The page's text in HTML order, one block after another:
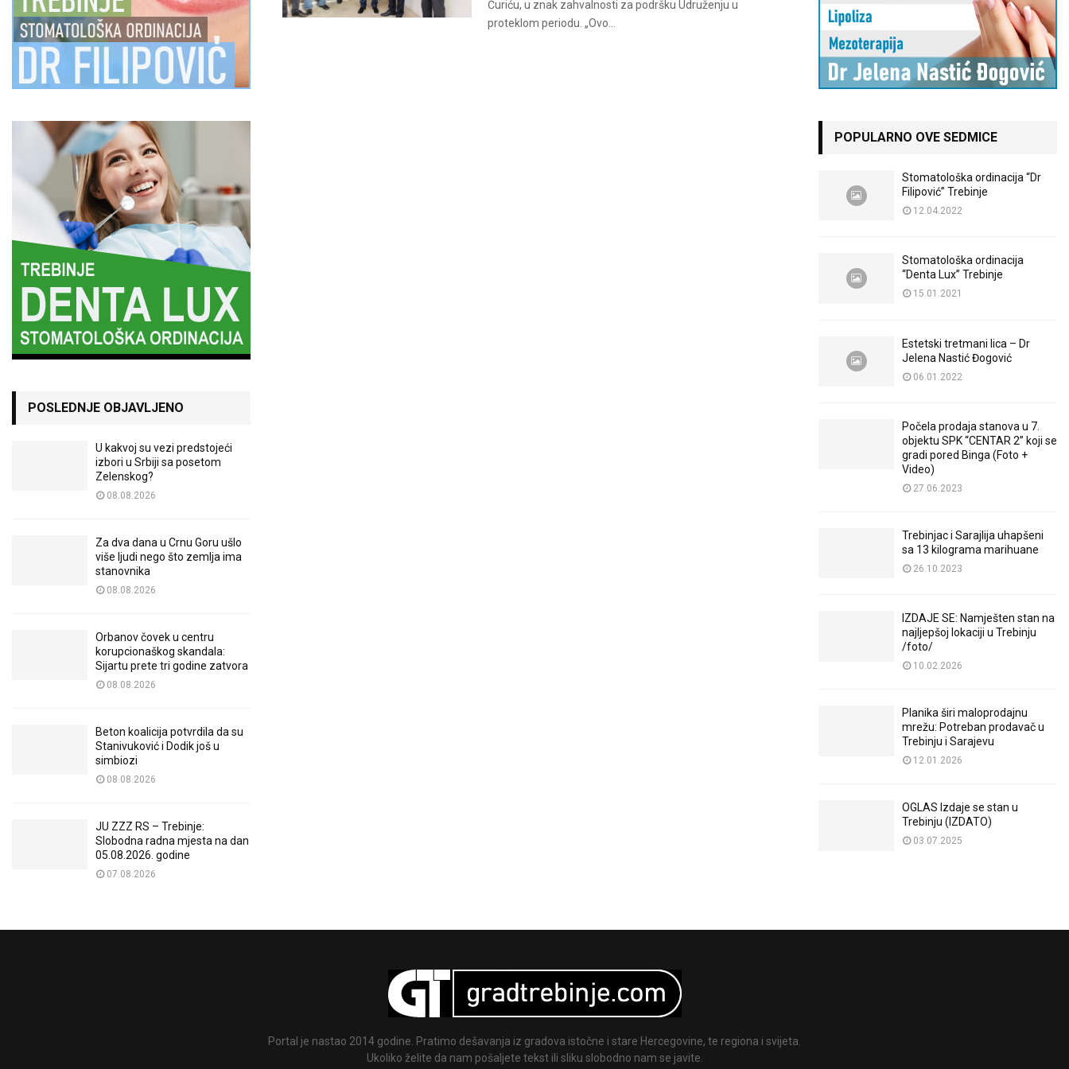
Ćuriću, u znak zahvalnosti za podršku Udruženju u
proteklom periodu. „Ovo...
POSLEDNJE OBJAVLJENO
U kakvoj su vezi predstojeći
izbori u Srbiji sa posetom
Zelenskog?
08.08.2026
Za dva dana u Crnu Goru ušlo
više ljudi nego što zemlja ima
stanovnika
08.08.2026
Orbanov čovek u centru
korupcionaškog skandala:
Sijartu prete tri godine zatvora
08.08.2026
Beton koalicija potvrdila da su
Stanivuković i Dodik još u
simbiozi
08.08.2026
JU ZZZ RS – Trebinje:
Slobodna radna mjesta na dan
05.08.2026. godine
07.08.2026
POPULARNO OVE SEDMICE
Stomatološka ordinacija “Dr
Filipović” Trebinje
12.04.2022
Stomatološka ordinacija
“Denta Lux” Trebinje
15.01.2021
Estetski tretmani lica – Dr
Jelena Nastić Đogović
06.01.2022
Počela prodaja stanova u 7.
objektu SPK “CENTAR 2” koji se
gradi pored Binga (Foto +
Video)
27.06.2023
Trebinjac i Sarajlija uhapšeni
sa 13 kilograma marihuane
26.10.2023
IZDAJE SE: Namješten stan na
najljepšoj lokaciji u Trebinju
/foto/
10.02.2026
Planika širi maloprodajnu
mrežu: Potreban prodavač u
Trebinju i Sarajevu
12.01.2026
OGLAS Izdaje se stan u
Trebinju (IZDATO)
03.07.2025
Portal je nastao 2014 godine. Pratimo dešavanja iz gradova istočne i stare Hercegovine, te regiona i svijeta.
Ukoliko želite da nam pošaljete tekst ili sliku slobodno nam se javite.